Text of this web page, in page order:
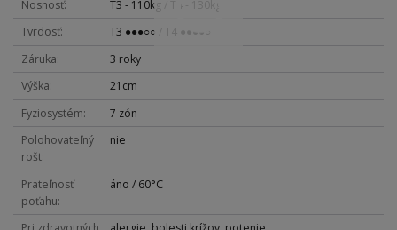
Nosnosť
T3 - 110kg / T4 - 130kg
Tvrdosť
T3 ●●●○○ / T4 ●●●●○
Záruka
3 roky
Výška
21cm
Fyziosystém
7 zón
Polohovateľný
rošt
nie
Prateľnosť
poťahu
áno / 60°C